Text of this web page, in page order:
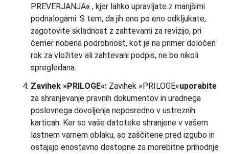
PREVERJANJA« , kjer lahko upravljate z manjšimi
podnalogami. S tem, da jih eno po eno odkljukate,
zagotovite skladnost z zahtevami za revizijo, pri
čemer nobena podrobnost, kot je na primer določen
rok za vložitev ali zahtevani podpis, ne bo nikoli
spregledana.
Zavihek »PRILOGE«: Zavihek »PRILOGE«uporabite
za shranjevanje pravnih dokumentov in uradnega
poslovnega dovoljenja neposredno v ustreznih
karticah. Ker so vaše datoteke shranjene v vašem
lastnem varnem oblaku, so zaščitene pred izgubo in
ostajajo enostavno dostopne za morebitne prihodnje